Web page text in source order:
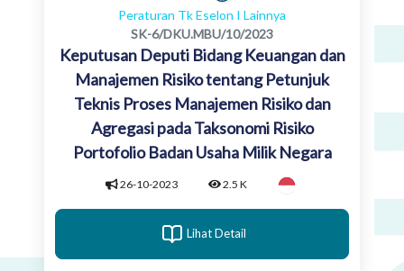
Peraturan Tk Eselon I Lainnya
SK-6/DKU.MBU/10/2023
Keputusan Deputi Bidang Keuangan dan
Manajemen Risiko tentang Petunjuk
Teknis Proses Manajemen Risiko dan
Agregasi pada Taksonomi Risiko
Portofolio Badan Usaha Milik Negara
26-10-2023 2.5 K
Lihat Detail